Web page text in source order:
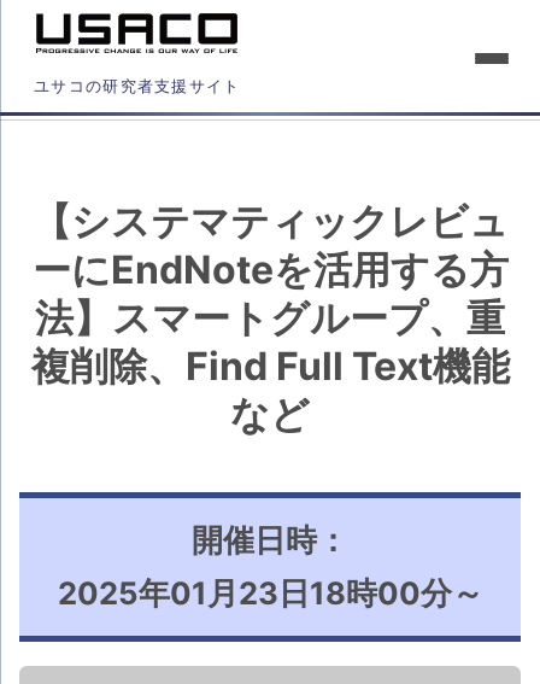
ユサコの研究者支援サイト
【システマティックレビュ
ーにEndNoteを活用する方
法】スマートグループ、重
複削除、Find Full Text機能
など
開催日時：
2025年01月23日18時00分～